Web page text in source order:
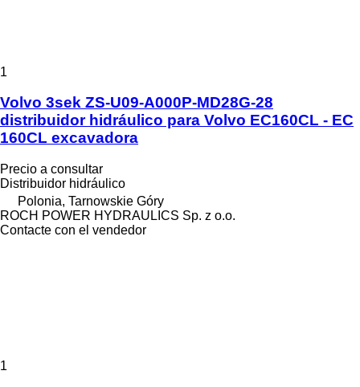
1
Volvo 3sek ZS-U09-A000P-MD28G-28
distribuidor hidráulico para Volvo EC160CL - EC
160CL excavadora
Precio a consultar
Distribuidor hidráulico
Polonia, Tarnowskie Góry
ROCH POWER HYDRAULICS Sp. z o.o.
Contacte con el vendedor
1